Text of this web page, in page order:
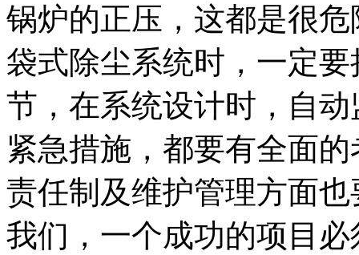
锅炉的正压，这都是很
袋式除尘系统时，一定
节，在系统设计时，自
紧急措施，都要有全面
责任制及维护管理方面
我们，一个成功的项目